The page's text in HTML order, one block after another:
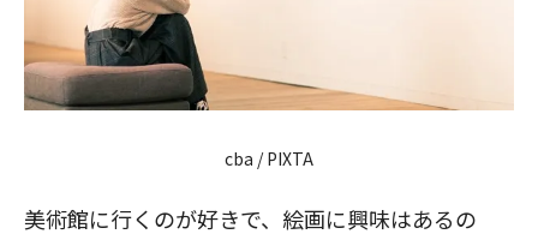
cba / PIXTA
美術館に行くのが好きで、絵画に興味はあるの